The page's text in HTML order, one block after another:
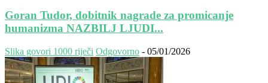
Goran Tudor, dobitnik nagrade za promicanje
humanizma NAZBILJ LJUDI...
Slika govori 1000 riječi Odgovorno - 05/01/2026